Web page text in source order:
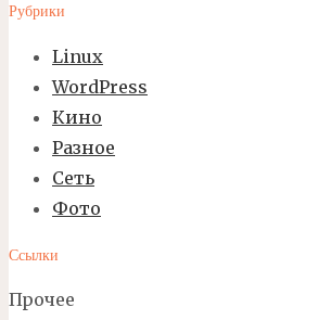
Рубрики
Linux
WordPress
Кино
Разное
Сеть
Фото
Ссылки
Прочее